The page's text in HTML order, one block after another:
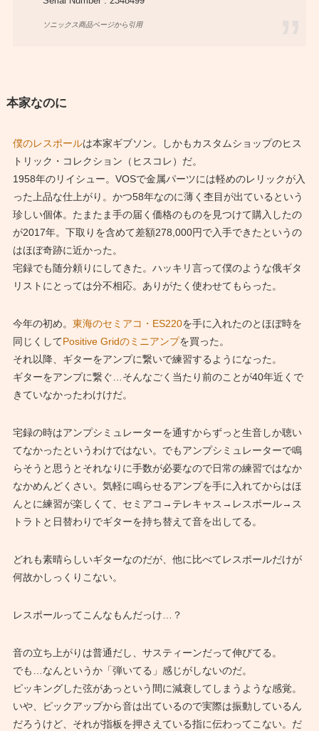
ソニックス商品ページから引用
本家なのに
僕のレスポールは本家ギブソン。しかもカスタムショップのヒス
トリック・コレクション（ヒスコレ）だ。
1958年のリイシュー。VOSで金属パーツには軽めのレリックが入
った上品な仕上がり。かつ58年なのに薄く杢目が出ているという
珍しい個体。たまたま手の届く価格のものを見つけて購入したの
が2017年。下取りを含めて差額278,000円で入手できたというの
はほぼ奇跡に近かった。
宅録でも随分頼りにしてきた。ハッキリ言って僕のような俄ギタ
リストにとっては分不相応。ありがたく使わせてもらった。
今年の初め。 東海のセミアコ・ES220を手に入れたのとほぼ時を
同じくしてPositive Gridのミニアンプを買った。
それ以降、ギターをアンプに繋いで練習するようになった。
ギターをアンプに繋ぐ…そんなごく当たり前のことが40年近くで
きていなかったわけけだ。
宅録の時はアンプシミュレーターを通すからずっと生音しか聴い
てなかったというわけではない。でもアンプシミュレーターで鳴
らそうと思うとそれなりに手数が必要なので日常の練習ではなか
なかめんどくさい。気軽に鳴らせるアンプを手に入れてからはほ
んとに練習が楽しくて、セミアコ→テレキャス→レスポール→ス
トラトと日替わりでギターを持ち替えて音を出してる。
どれも素晴らしいギターなのだが、他に比べてレスポールだけが
何故かしっくりこない。
レスポールってこんなもんだっけ…？
音の立ち上がりは普通だし、サスティーンだって伸びてる。
でも…なんというか「弾いてる」感じがしないのだ。
ピッキングした弦があっという間に減衰してしまうような感覚。
いや、ピックアップから音は出ているので実際は振動しているん
だろうけど、それが指板を押さえている指に伝わってこない。だ